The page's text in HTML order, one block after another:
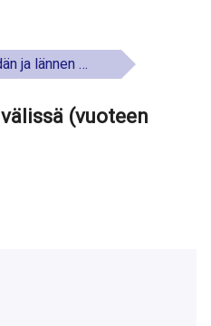
välissä (vuoteen 1605)
(vuoteen